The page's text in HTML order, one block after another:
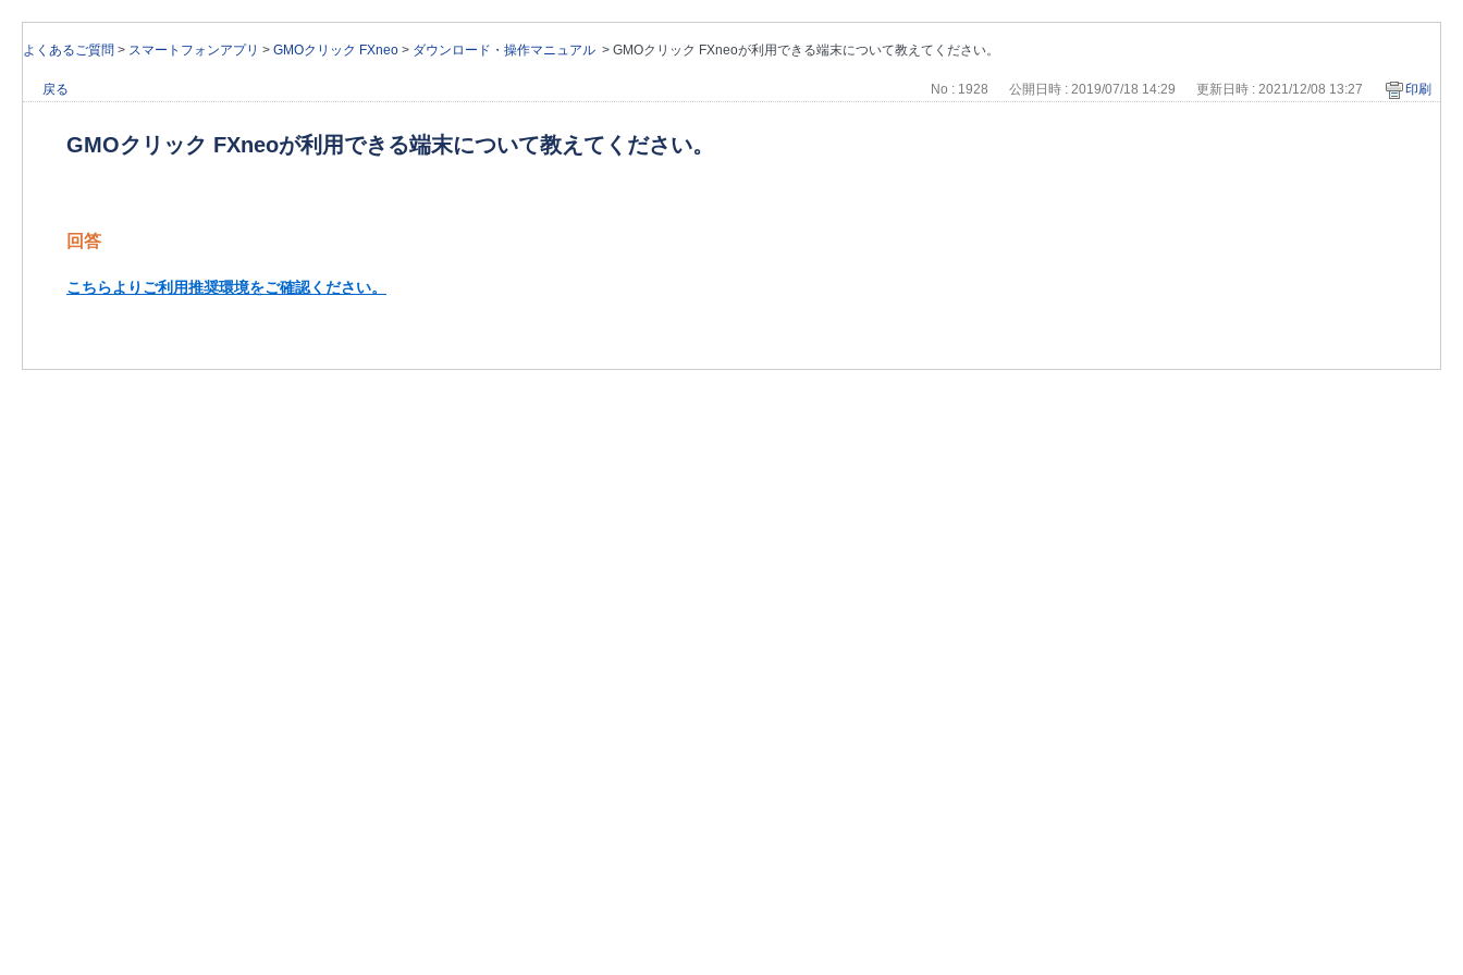
よくあるご質問 > スマートフォンアプリ > GMOクリック FXneo > ダウンロード・操作マニュアル > GMOクリック FXneoが利用できる端末について教えてください。
戻る No : 1928 公開日時 : 2019/07/18 14:29 更新日時 : 2021/12/08 13:27 印刷
GMOクリック FXneoが利用できる端末について教えてください。
回答
こちらよりご利用推奨環境をご確認ください。